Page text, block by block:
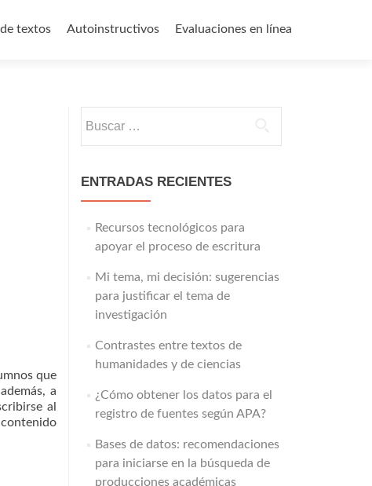
textos Autoinstructivos Evaluaciones en línea
que
a
al
ENTRADAS RECIENTES
Recursos tecnológicos para
apoyar el proceso de escritura
Mi tema, mi decisión: sugerencias
para justificar el tema de
investigación
Contrastes entre textos de
humanidades y de ciencias
¿Cómo obtener los datos para el
registro de fuentes según APA?
Bases de datos: recomendaciones
para iniciarse en la búsqueda de
producciones académicas